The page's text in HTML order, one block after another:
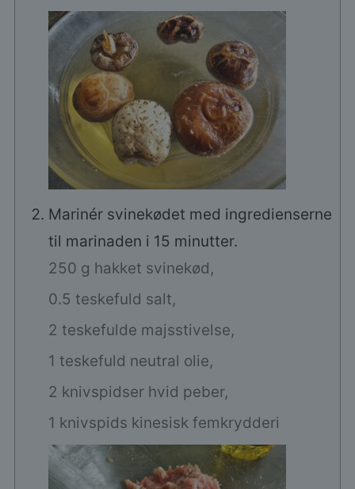
Marinér svinekødet med ingredienserne
til marinaden i 15 minutter.
250 g hakket svinekød,
0.5 teskefuld salt,
2 teskefulde majsstivelse,
1 teskefuld neutral olie,
2 knivspidser hvid peber,
1 knivspids kinesisk femkrydderi